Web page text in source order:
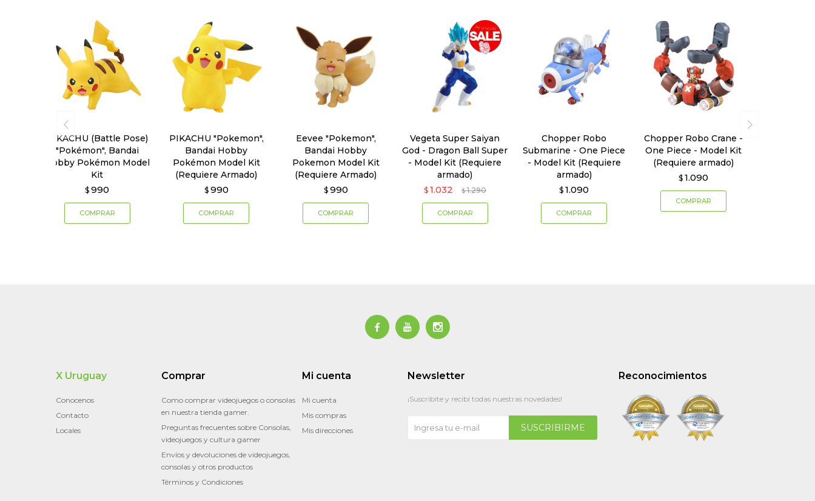
PIKACHU (Battle Pose)
"Pokémon", Bandai
Hobby Pokémon Model
Kit
$ 990
PIKACHU "Pokemon",
Bandai Hobby
Pokémon Model Kit
(Requiere Armado)
$ 990
Eevee "Pokemon",
Bandai Hobby
Pokemon Model Kit
(Requiere Armado)
$ 990
Vegeta Super Saiyan
God - Dragon Ball Super
- Model Kit (Requiere
armado)
$ 1.032 $ 1.290
Chopper Robo
Submarine - One Piece
- Model Kit (Requiere
armado)
$ 1.090
Chopper Robo Crane -
One Piece - Model Kit
(Requiere armado)
$ 1.090
  
Reconocimientos
X Uruguay
Conocenos
Contacto
Locales
Comprar
Como comprar videojuegos o consolas
en nuestra tienda gamer.
Preguntas frecuentes sobre Consolas,
videojuegos y cultura gamer
Envíos y devoluciones de videojuegos,
consolas y otros productos
Términos y Condiciones
Mi cuenta
Mi cuenta
Mis compras
Mis direcciones
Newsletter
¡Suscribite y recibí todas nuestras novedades!
SUSCRIBIRME